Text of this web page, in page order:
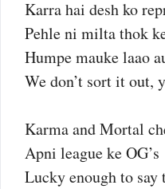
Karra hai desh ko
Pehle ni milta thok
Humpe mauke laao
We don’t sort it out,
Karma and Mortal
Apni league ke OG’s
Lucky enough to say